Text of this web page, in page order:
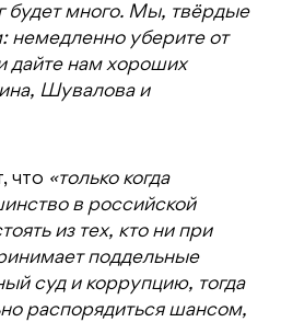
будет много. Мы, твёрдые
немедленно уберите от
дайте нам хороших
Шувалова и
что «только когда
в российской
из тех, кто ни при
поддельные
суд и коррупцию, тогда
распорядиться шансом,